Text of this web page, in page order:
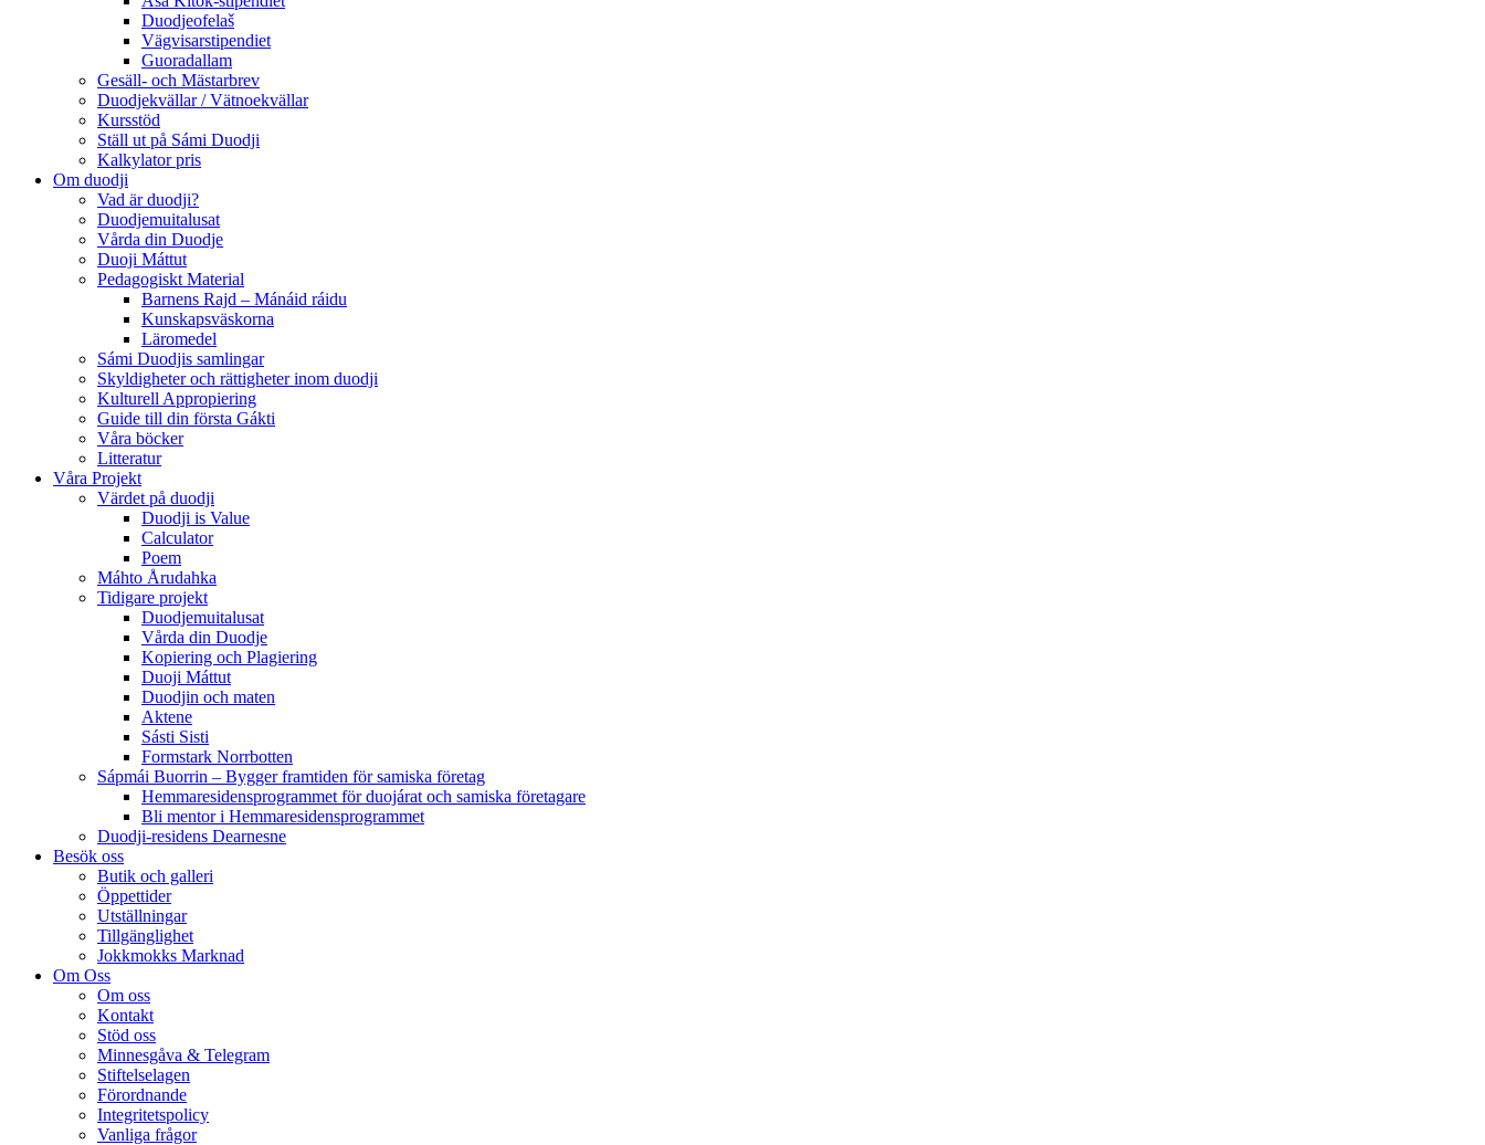
Duodjeofelaš
Vägvisarstipendiet
Guoradallam
Gesäll- och Mästarbrev
Duodjekvällar / Vätnoekvällar
Kursstöd
Ställ ut på Sámi Duodji
Kalkylator pris
Om duodji
Vad är duodji?
Duodjemuitalusat
Vårda din Duodje
Duoji Máttut
Pedagogiskt Material
Barnens Rajd – Mánáid ráidu
Kunskapsväskorna
Läromedel
Sámi Duodjis samlingar
Skyldigheter och rättigheter inom duodji
Kulturell Appropiering
Guide till din första Gákti
Våra böcker
Litteratur
Våra Projekt
Värdet på duodji​
Duodji is Value
Calculator
Poem
Máhto Årudahka
Tidigare projekt
Duodjemuitalusat
Vårda din Duodje
Kopiering och Plagiering
Duoji Máttut
Duodjin och maten
Aktene
Sásti Sisti
Formstark Norrbotten
Sápmái Buorrin – Bygger framtiden för samiska företag
Hemmaresidensprogrammet för duojárat och samiska företagare​
Bli mentor i Hemmaresidensprogrammet
Duodji-residens Dearnesne
Besök oss
Butik och galleri
Öppettider
Utställningar
Tillgänglighet
Jokkmokks Marknad
Om Oss
Om oss
Kontakt
Stöd oss
Minnesgåva & Telegram
Stiftelselagen
Förordnande
Integritetspolicy
Vanliga frågor